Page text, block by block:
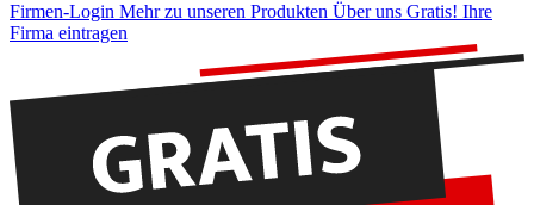
Firmen-Login Mehr zu unseren Produkten Über uns Gratis! Ihre
Firma eintragen